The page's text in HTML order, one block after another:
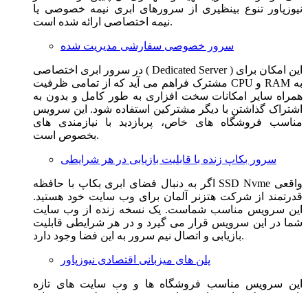
نیوزپاور تنوع بینظیری از سرورهای ابری نیمه خصوصی یا
نیمه اختصاصی ارائه شده است.
سرور خصوصی سفارشی مدیریت شده
در سرور ابری اختصاصی ( Dedicated Server ) این امکان برای
مشترک فراهم می آید که از تمامی ظرفیت CPU و RAM به
همراه سایر امکانات سخت افزاری به طور کامل و بدون به
اشتراک گذاشتن با دیگر مشترکین استفاده شود. این سرویس
مناسب فروشگاه های خاص، پربازدید با نیازمندی های
بخصوص است.
سرور بکاپ زنده با قابلیت بازیابی در هر شرایطی
اگر به دنبال فضای ابری بکاپ با حافظه SSD Nvme واقعی
قدرتمند از شرکت هتزنر آلمان برای وب سایت خود هستید.
این سرویس مناسب شماست. یک نسخه زنده از وب سایت
شما در این سرویس قرار می گیرد و در هر شرایطی قابلیت
بازیابی و اتصال نیم سرور به این فضا وجود دارد.
پلن های میزبانی اقتصادی نیوزپاور
این سرویس مناسب فروشگاه ها و وب سایت های تازه